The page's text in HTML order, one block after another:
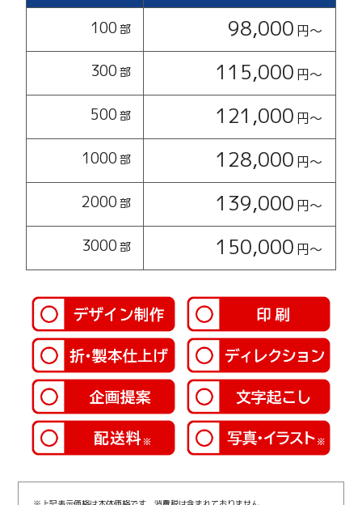
100 部 98,000 円〜
300 部 115,000 円〜
500 部 121,000 円〜
1000 部 128,000 円〜
2000 部 139,000 円〜
3000 部 150,000 円〜